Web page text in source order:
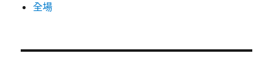
全場